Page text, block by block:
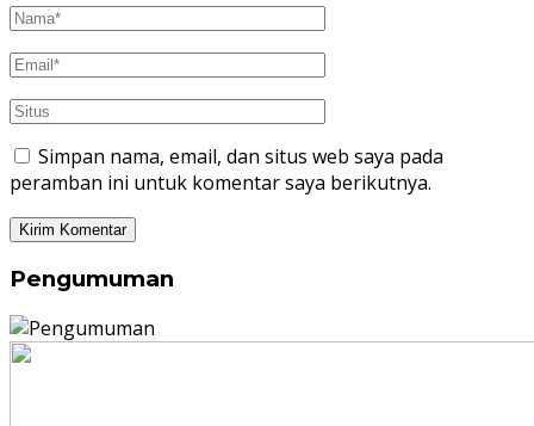
Simpan nama, email, dan situs web saya pada
peramban ini untuk komentar saya berikutnya.
Pengumuman